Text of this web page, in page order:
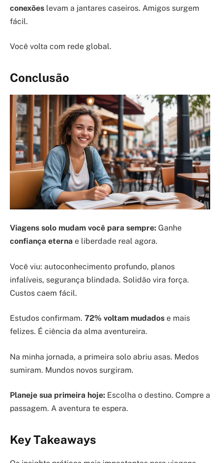
conexões levam a jantares caseiros. Amigos surgem
fácil.
Você volta com rede global.
Conclusão
Viagens solo mudam você para sempre: Ganhe
confiança eterna e liberdade real agora.
Você viu: autoconhecimento profundo, planos
infalíveis, segurança blindada. Solidão vira força.
Custos caem fácil.
Estudos confirmam. 72% voltam mudados e mais
felizes. É ciência da alma aventureira.
Na minha jornada, a primeira solo abriu asas. Medos
sumiram. Mundos novos surgiram.
Planeje sua primeira hoje: Escolha o destino. Compre a
passagem. A aventura te espera.
Key Takeaways